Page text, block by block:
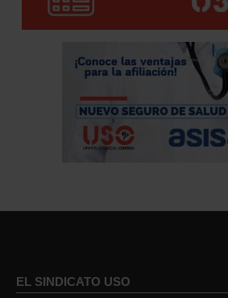
EL SINDICATO USO